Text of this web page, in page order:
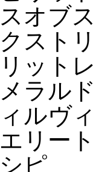
スオブ
クスト
リット
メラル
ィルヴ
エリー
シピ